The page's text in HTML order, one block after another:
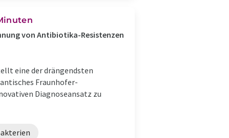
von Antibiotika-Resistenzen
eine der drängendsten
Fraunhofer-
Diagnoseansatz zu